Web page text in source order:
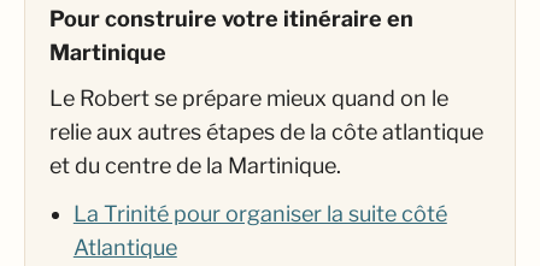
Pour construire votre itinéraire en
Martinique
Le Robert se prépare mieux quand on le
relie aux autres étapes de la côte atlantique
et du centre de la Martinique.
La Trinité pour organiser la suite côté
Atlantique